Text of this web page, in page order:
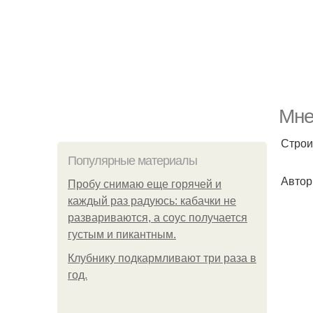
Популярные материалы
Пробу снимаю еще горячей и
каждый раз радуюсь: кабачки не
развариваются, а соус получается
густым и пикантным.
Клубнику подкaрмливают три раза в
гoд.